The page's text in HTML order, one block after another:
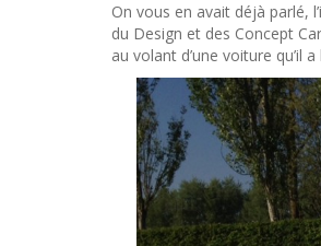
On vous en avait déjà parlé,
du Design et des Concept
au volant d’une voiture qu’il